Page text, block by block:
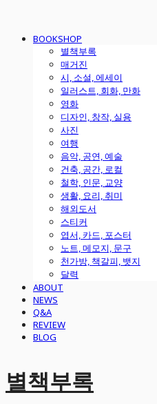
BOOKSHOP
별책부록
매거진
시, 소설, 에세이
일러스트, 회화, 만화
영화
디자인, 창작, 실용
사진
여행
음악, 공연, 예술
건축, 공간, 로컬
철학, 인문, 교양
생활, 요리, 취미
해외도서
스티커
엽서, 카드, 포스터
노트, 메모지, 문구
천가방, 책갈피, 뱃지
달력
ABOUT
NEWS
Q&A
REVIEW
BLOG
별책부록